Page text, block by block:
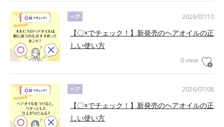
2026/07/10
ヘア
【〇×でチェック！】新発売のヘアオイルの正
しい使い方
0 view
2026/07/08
ヘア
【〇×でチェック！】新発売のヘアオイルの正
しい使い方